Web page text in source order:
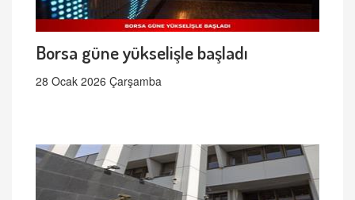
Borsa güne yükselişle başladı
28 Ocak 2026 Çarşamba